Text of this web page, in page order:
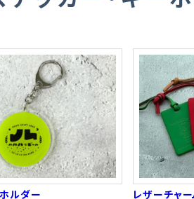
ルダー レザーチャー